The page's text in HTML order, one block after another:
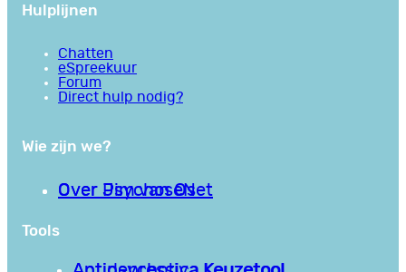
Hulplijnen
Chatten
eSpreekuur
Forum
Direct hulp nodig?
Wie zijn we?
Over PsychoseNet
Over Jim van Os
Tools